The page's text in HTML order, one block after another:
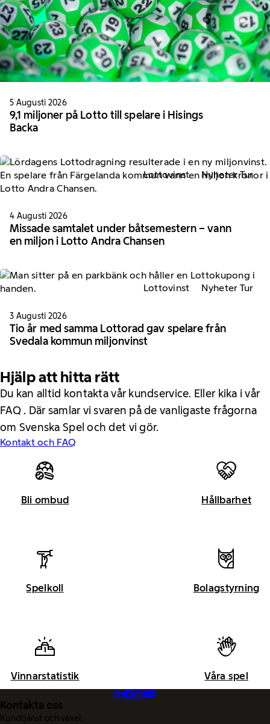
5 Augusti 2026
9,1 miljoner på Lotto till spelare i Hisings
Backa
Lottovinst Nyheter Tur
4 Augusti 2026
Missade samtalet under båtsemestern – vann
en miljon i Lotto Andra Chansen
Lottovinst Nyheter Tur
3 Augusti 2026
Tio år med samma Lottorad gav spelare från
Svedala kommun miljonvinst
Hjälp att hitta rätt
Du kan alltid kontakta vår kundservice. Eller kika i vår
FAQ . Där samlar vi svaren på de vanligaste frågorna
om Svenska Spel och det vi gör.
Kontakt och FAQ
Bli ombud Hållbarhet
Spelkoll Bolagstyrning
Vinnarstatistik Våra spel
Kontakta oss
Kundtjänst och växel: